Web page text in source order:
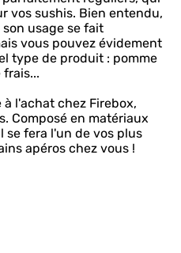
vos sushis. Bien entendu,
usage se fait
vous pouvez évidement
type de produit : pomme
l'achat chez Firebox,
Composé en matériaux
se fera l'un de vos plus
apéros chez vous !